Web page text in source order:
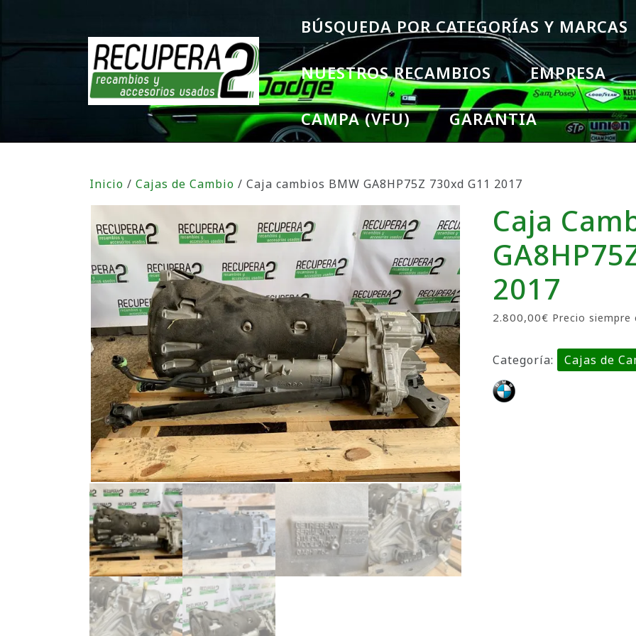
BÚSQUEDA POR CATEGORÍAS Y MARCAS
NUESTROS RECAMBIOS EMPRESA
CAMPA (VFU) GARANTIA
Inicio / Cajas de Cambio / Caja cambios BMW GA8HP75Z 730xd G11 2017
Caja
2017
2.800,00€ Precio siempre
Categoría: Cajas de